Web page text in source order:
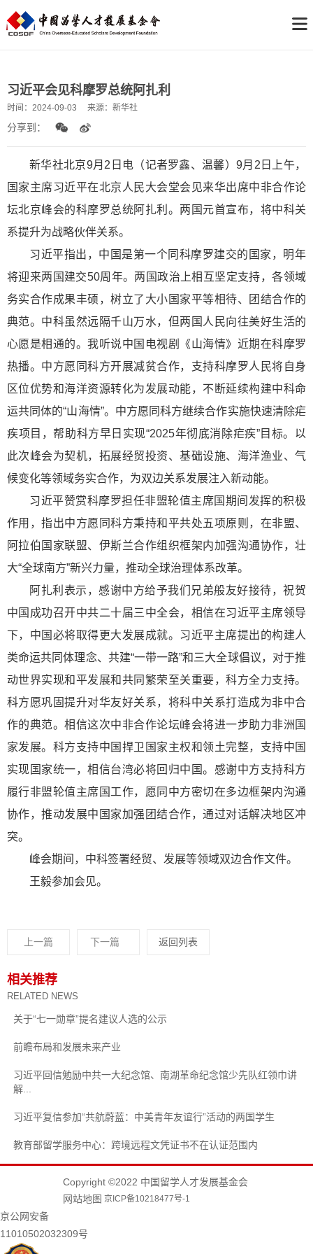
习近平会见科摩罗总统阿扎利
时间： 2024-09-03 来源： 新华社
分享到：
新华社北京9月2日电（记者罗鑫、温馨）9月2日上午，
国家主席习近平在北京人民大会堂会见来华出席中非合作论
坛北京峰会的科摩罗总统阿扎利。两国元首宣布，将中科关
系提升为战略伙伴关系。
习近平指出，中国是第一个同科摩罗建交的国家，明年
将迎来两国建交50周年。两国政治上相互坚定支持，各领域
务实合作成果丰硕，树立了大小国家平等相待、团结合作的
典范。中科虽然远隔千山万水，但两国人民向往美好生活的
心愿是相通的。我听说中国电视剧《山海情》近期在科摩罗
热播。中方愿同科方开展减贫合作，支持科摩罗人民将自身
区位优势和海洋资源转化为发展动能，不断延续构建中科命
运共同体的“山海情”。中方愿同科方继续合作实施快速清除疟
疾项目，帮助科方早日实现“2025年彻底消除疟疾”目标。以
此次峰会为契机，拓展经贸投资、基础设施、海洋渔业、气
候变化等领域务实合作，为双边关系发展注入新动能。
习近平赞赏科摩罗担任非盟轮值主席国期间发挥的积极
作用，指出中方愿同科方秉持和平共处五项原则，在非盟、
阿拉伯国家联盟、伊斯兰合作组织框架内加强沟通协作，壮
大“全球南方”新兴力量，推动全球治理体系改革。
阿扎利表示，感谢中方给予我们兄弟般友好接待，祝贺
中国成功召开中共二十届三中全会，相信在习近平主席领导
下，中国必将取得更大发展成就。习近平主席提出的构建人
类命运共同体理念、共建“一带一路”和三大全球倡议，对于推
动世界实现和平发展和共同繁荣至关重要，科方全力支持。
科方愿巩固提升对华友好关系，将科中关系打造成为非中合
作的典范。相信这次中非合作论坛峰会将进一步助力非洲国
家发展。科方支持中国捍卫国家主权和领土完整，支持中国
实现国家统一，相信台湾必将回归中国。感谢中方支持科方
履行非盟轮值主席国工作，愿同中方密切在多边框架内沟通
协作，推动发展中国家加强团结合作，通过对话解决地区冲
突。
峰会期间，中科签署经贸、发展等领域双边合作文件。
王毅参加会见。
上一篇 下一篇 返回列表
相关推荐
RELATED NEWS
关于“七一勋章”提名建议人选的公示
前瞻布局和发展未来产业
习近平回信勉励中共一大纪念馆、南湖革命纪念馆少先队红领巾讲
解...
习近平复信参加“共航蔚蓝：中美青年友谊行”活动的两国学生
教育部留学服务中心：跨境远程文凭证书不在认证范围内
Copyright ©2022 中国留学人才发展基金会
网站地图 京ICP备10218477号-1
京公网安备
11010502032309号